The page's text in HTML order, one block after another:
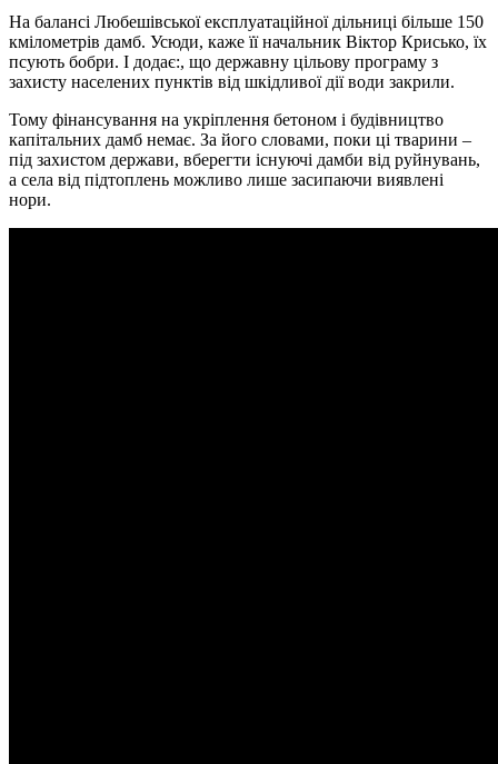
На балансі Любешівської експлуатаційної дільниці більше 150
кмілометрів дамб. Усюди, каже її начальник Віктор Крисько, їх
псують бобри. І додає:, що державну цільову програму з
захисту населених пунктів від шкідливої дії води закрили.
Тому фінансування на укріплення бетоном і будівництво
капітальних дамб немає. За його словами, поки ці тварини –
під захистом держави, вберегти існуючі дамби від руйнувань,
а села від підтоплень можливо лише засипаючи виявлені
нори.